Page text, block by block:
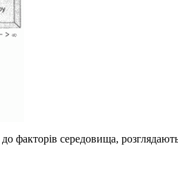
факторів середовища,